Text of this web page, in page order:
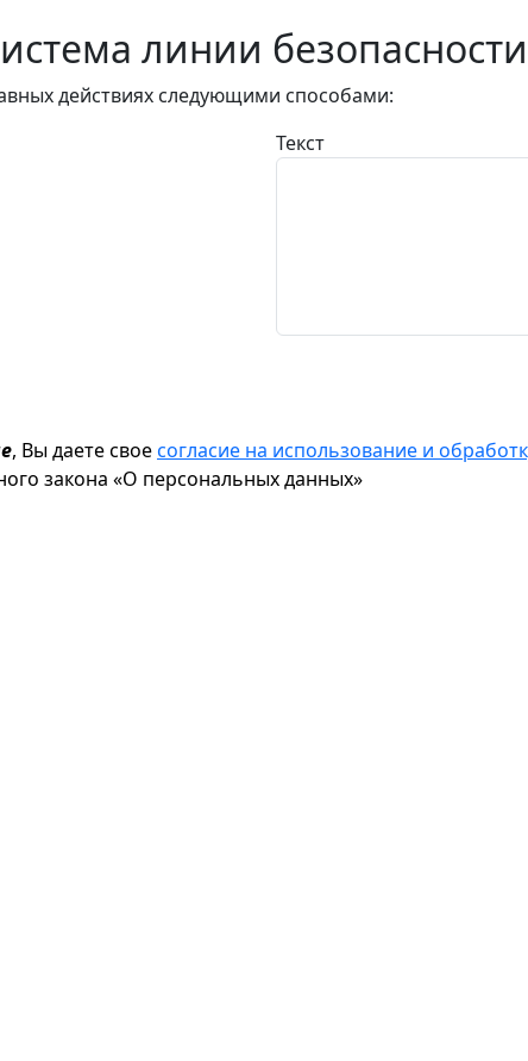
линии безопасности
действиях следующими способами:
Текст
, Вы даете своесогласие на использование и
закона «О персональных данных»